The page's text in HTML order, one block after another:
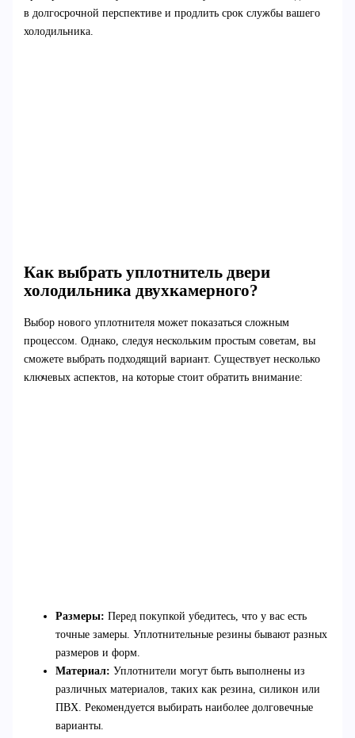
в долгосрочной перспективе и продлить срок службы вашего
холодильника.
Как выбрать уплотнитель двери
холодильника двухкамерного?
Выбор нового уплотнителя может показаться сложным
процессом. Однако, следуя нескольким простым советам, вы
сможете выбрать подходящий вариант. Существует несколько
ключевых аспектов, на которые стоит обратить внимание:
Размеры: Перед покупкой убедитесь, что у вас есть
точные замеры. Уплотнительные резины бывают разных
размеров и форм.
Материал: Уплотнители могут быть выполнены из
различных материалов, таких как резина, силикон или
ПВХ. Рекомендуется выбирать наиболее долговечные
варианты.